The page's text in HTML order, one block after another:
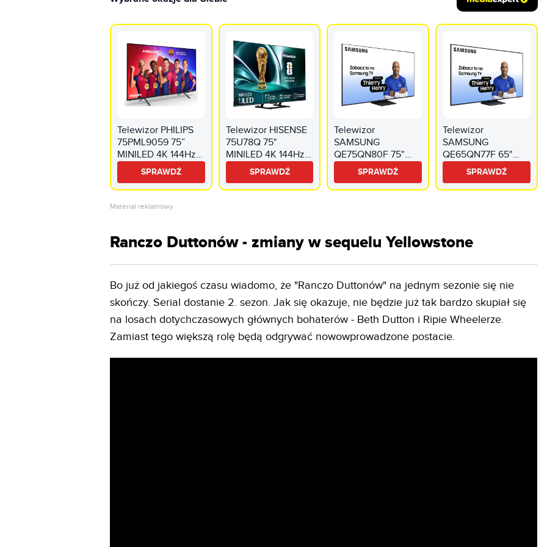
Telewizor PHILIPS
75PML9059 75”
MINILED 4K 144Hz
Titan OS Ambilight
3 Dolby Atmos
HDMI 2.1
SPRAWDŹ
Telewizor HISENSE
75U78Q 75"
MINILED 4K 144Hz
VRR VIDAA Dolby
Vision Dolby Atmos
HDMI 2.1
SPRAWDŹ
Telewizor
SAMSUNG
QE75QN80F 75"
QD-Mini LED 4K
144Hz Tizen TV
Dolby Atmos HDMI
SPRAWDŹ
Telewizor
SAMSUNG
QE65QN77F 65"
QD-Mini LED 4K
Mini LED 144Hz
Tizen TV HDMI 2.1
SPRAWDŹ
Materiał reklamowy
Ranczo Duttonów - zmiany w sequelu Yellowstone
Bo już od jakiegoś czasu wiadomo, że "Ranczo Duttonów" na jednym sezonie się nie
skończy. Serial dostanie 2. sezon. Jak się okazuje, nie będzie już tak bardzo skupiał się
na losach dotychczasowych głównych bohaterów - Beth Dutton i Ripie Wheelerze.
Zamiast tego większą rolę będą odgrywać nowowprowadzone postacie.